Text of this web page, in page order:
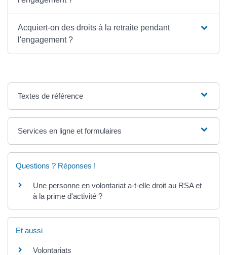
Acquiert-on des droits à la retraite pendant
l'engagement ?
Textes de référence
Services en ligne et formulaires
Questions ? Réponses !
Une personne en volontariat a-t-elle droit au RSA et
à la prime d'activité ?
Et aussi
Volontariats